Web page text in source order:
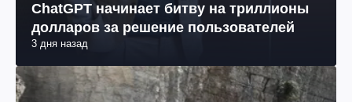
ChatGPT начинает битву на триллионы
долларов за решение пользователей
3 дня назад